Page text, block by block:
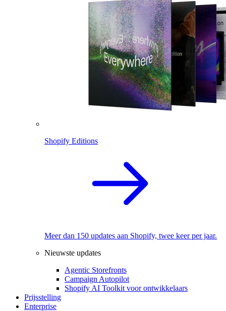
Shopify Editions
Meer dan 150 updates aan Shopify, twee keer per jaar.
Nieuwste updates
Agentic Storefronts
Campaign Autopilot
Shopify AI Toolkit voor ontwikkelaars
Prijsstelling
Enterprise